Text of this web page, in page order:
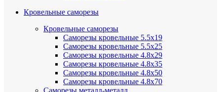
Кровельные саморезы
Кровельные саморезы
Саморезы кровельные 5.5х19
Саморезы кровельные 5.5х25
Саморезы кровельные 4.8х29
Саморезы кровельные 4.8х35
Саморезы кровельные 4.8х50
Саморезы кровельные 4.8х70
Саморезы металл-металл